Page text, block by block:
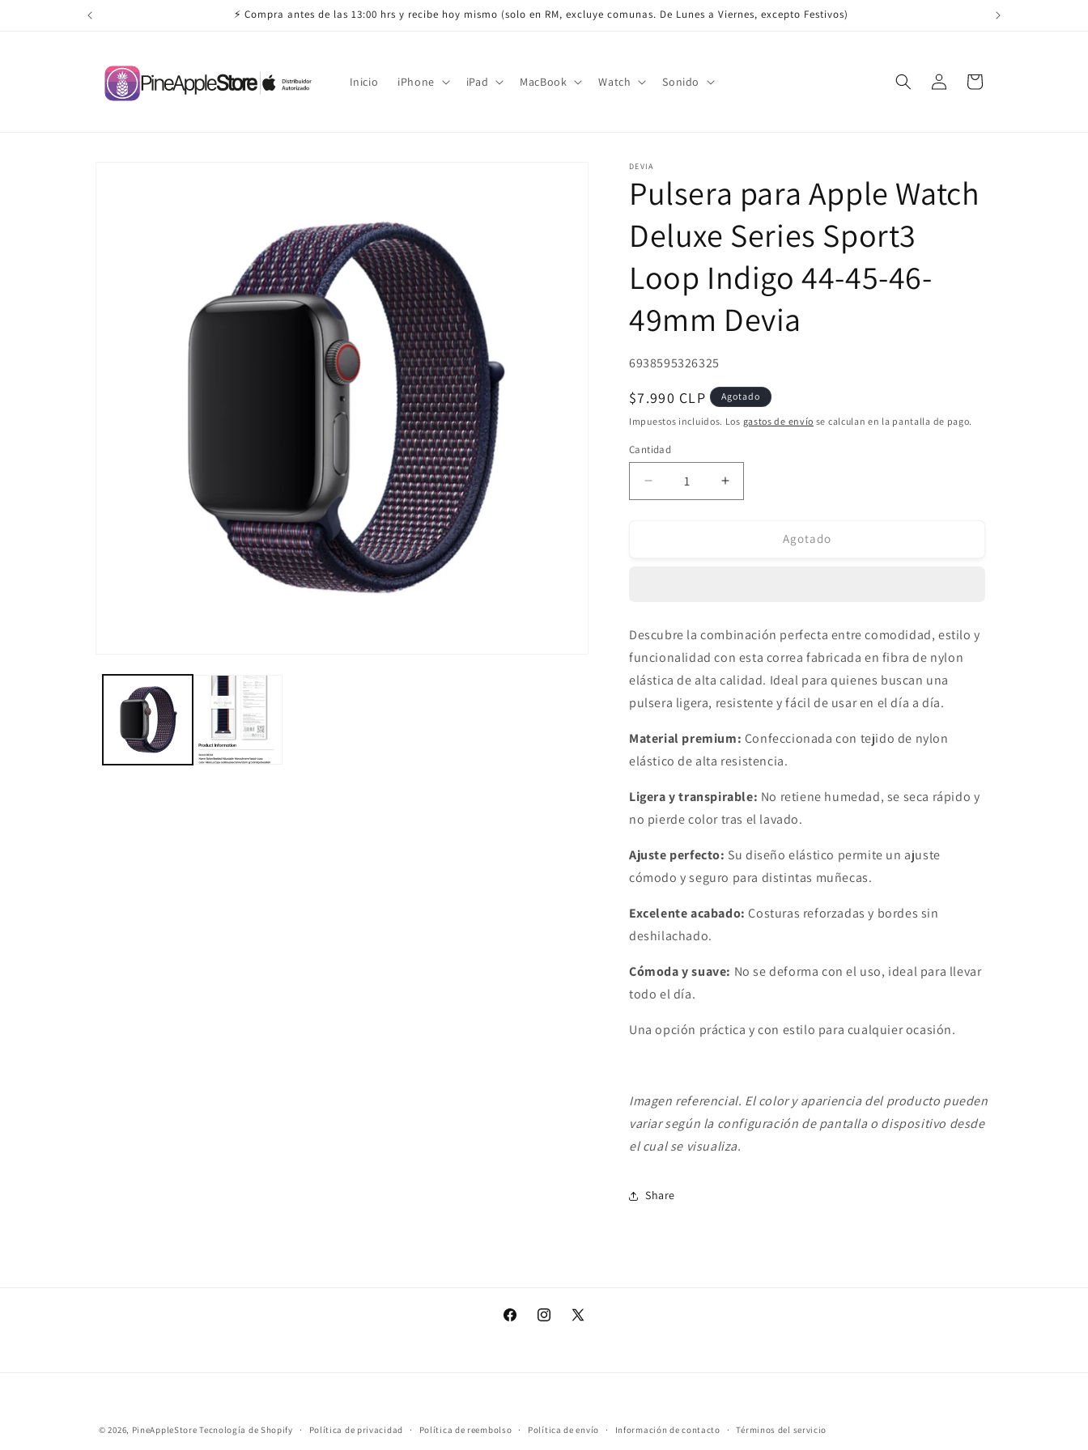
⚡ Compra antes de las 13:00 hrs y recibe hoy mismo (solo en RM, excluye comunas. De Lunes a Viernes, excepto Festivos)
Inicio iPhone iPad MacBook Watch Sonido
Iniciar
sesión
Carrito
DEVIA
Pulsera para Apple Watch
Deluxe Series Sport3
Loop Indigo 44-45-46-
49mm Devia
SKU:
6938595326325
Precio
habitual
$7.990 CLP Agotado
Impuestos incluidos. Los gastos de envío se calculan en la pantalla de pago.
Cantidad
Reducir
cantidad
Sport3
Loop
Indigo
45-
49mm
Devia
Aumentar
cantidad
Sport3
Loop
Indigo
45-
49mm
Devia
Agotado
Descubre lacombinación perfecta entrecomodidad,estiloy
funcionalidadcon esta correafabricadaen fibrade nylon
elásticade altacalidad. Ideal paraquienes buscan una
pulsera ligera, resistenteyfácilde usaren eldía adía.
Material premium: Confeccionadacon tejido de nylon
elásticode alta resistencia.
Ligeraytranspirable: No retiene humedad, se seca rápido y
no pierdecolortras el lavado.
Ajuste perfecto: Sudiseñoelástico permite un ajuste
cómodoyseguro para distintas muñecas.
Excelenteacabado: Costuras reforzadasy bordes sin
deshilachado.
Cómodaysuave: Nosedeformaconel uso, ideal para llevar
todo eldía.
Unaopción prácticaycon estilo para cualquierocasión.
Imagen referencial. El color y apariencia del producto pueden
variar según la configuración de pantalla o dispositivo desde
el cual se visualiza.
Share
FacebookInstagram
X
© 2026, PineAppleStoreTecnología de Shopify Política de privacidad Política de reembolso Política de envío Información de contacto Términos del servicio